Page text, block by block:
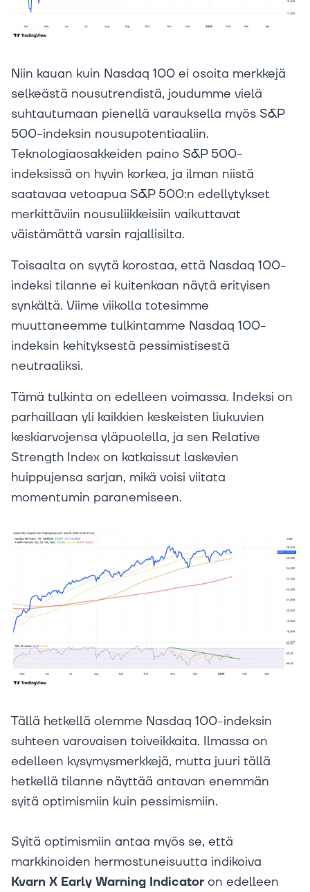
Niin kauan kuin Nasdaq 100 ei osoita merkkejä
selkeästä nousutrendistä, joudumme vielä
suhtautumaan pienellä varauksella myös S&P
500-indeksin nousupotentiaaliin.
Teknologiaosakkeiden paino S&P 500-
indeksissä on hyvin korkea, ja ilman niistä
saatavaa vetoapua S&P 500:n edellytykset
merkittäviin nousuliikkeisiin vaikuttavat
väistämättä varsin rajallisilta.
Toisaalta on syytä korostaa, että Nasdaq 100-
indeksi tilanne ei kuitenkaan näytä erityisen
synkältä. Viime viikolla totesimme
muuttaneemme tulkintamme Nasdaq 100-
indeksin kehityksestä pessimistisestä
neutraaliksi.
Tämä tulkinta on edelleen voimassa. Indeksi on
parhaillaan yli kaikkien keskeisten liukuvien
keskiarvojensa yläpuolella, ja sen Relative
Strength Index on katkaissut laskevien
huippujensa sarjan, mikä voisi viitata
momentumin paranemiseen.
Tällä hetkellä olemme Nasdaq 100-indeksin
suhteen varovaisen toiveikkaita. Ilmassa on
edelleen kysymysmerkkejä, mutta juuri tällä
hetkellä tilanne näyttää antavan enemmän
syitä optimismiin kuin pessimismiin.
Syitä optimismiin antaa myös se, että
markkinoiden hermostuneisuutta indikoiva
Kvarn X Early Warning Indicator on edelleen